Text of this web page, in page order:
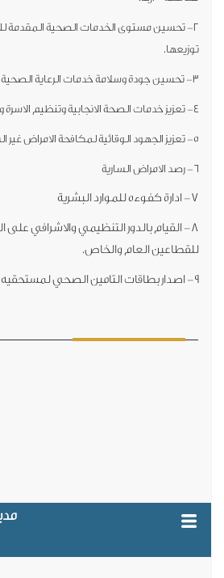
تحسين مستوى الخدمات الصحية المقدمة
8- القيام بالدور التنظيمي والاشرافي على
العام والخاص.
مديرية